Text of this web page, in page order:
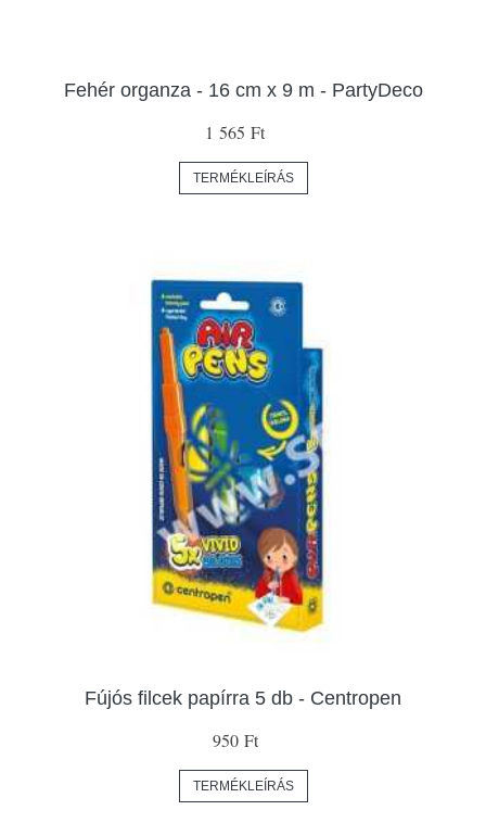
Fehér organza - 16 cm x 9 m - PartyDeco
1 565 Ft
TERMÉKLEÍRÁS
Fújós filcek papírra 5 db - Centropen
950 Ft
TERMÉKLEÍRÁS